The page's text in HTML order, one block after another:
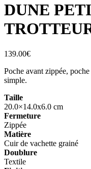
DUNE
139.00€
Poche avant zippée,
simple.
Taille
20.0×14.0x6.0 cm
Fermeture
Zippée
Matière
Cuir de vachette grainé
Doublure
Textile